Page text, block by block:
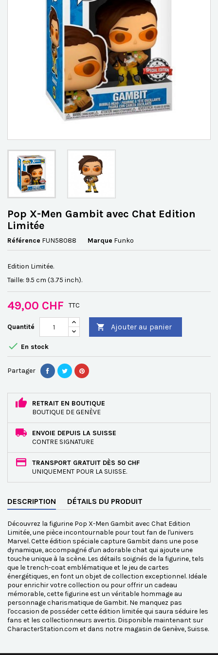
Pop X-Men Gambit avec Chat Edition
Limitée
Référence FUN58088 Marque Funko
Edition Limitée.
Taille: 9.5 cm (3.75 inch).
49,00 CHF TTC
Quantité  Ajouter au panier
 En stock
Partager
RETRAIT EN BOUTIQUE
BOUTIQUE DE GENÈVE
ENVOIE DEPUIS LA SUISSE
CONTRE SIGNATURE
TRANSPORT GRATUIT DÈS 50 CHF
UNIQUEMENT POUR LA SUISSE.
DESCRIPTION DÉTAILS DU PRODUIT
Découvrez la figurine Pop X-Men Gambit avec Chat Edition
Limitée, une pièce incontournable pour tout fan de l'univers
Marvel. Cette édition spéciale capture Gambit dans une pose
dynamique, accompagné d'un adorable chat qui ajoute une
touche unique à la scène. Les détails soignés de la figurine, tels
que le trench-coat emblématique et le jeu de cartes
énergétiques, en font un objet de collection exceptionnel. Idéale
pour enrichir votre collection ou pour offrir un cadeau
mémorable, cette figurine est un véritable hommage au
personnage charismatique de Gambit. Ne manquez pas
l'occasion de posséder cette édition limitée qui saura séduire les
fans et les collectionneurs avertis. Disponible maintenant sur
CharacterStation.com et dans notre magasin de Genève, Suisse.